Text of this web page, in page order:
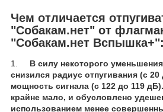
Чем отличается
"Собакам.нет" от
"Собакам.нет Вспышка+":
1. В силу некоторого
снизился радиус отпугивания (с
мощность сигнала (с 122 до 119
крайне мало, и обусловлено
использованием менее